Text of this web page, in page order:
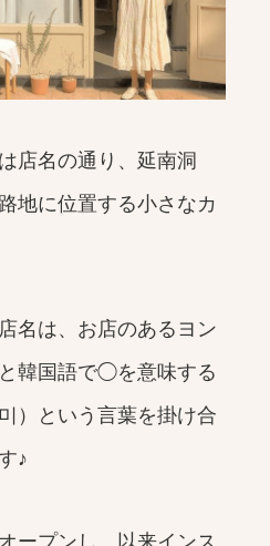
店名の通り、延南洞
地に位置する小さなカ
名は、お店のあるヨン
韓国語で◯を意味する
）という言葉を掛け合
♪